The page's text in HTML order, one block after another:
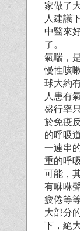
家做了
人建議
中醫來
了。
氣喘，
慢性咳
球大約
人患有
盛行率
於免疫
的呼吸
一連串
重的呼
可能，
有咻咻
疲倦等
大部分
下，絕